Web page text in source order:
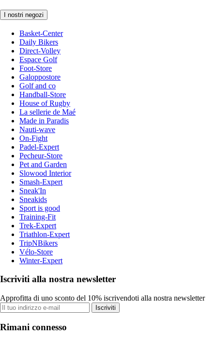
I nostri negozi
Basket-Center
Daily Bikers
Direct-Volley
Espace Golf
Foot-Store
Galoppostore
Golf and co
Handball-Store
House of Rugby
La sellerie de Maé
Made in Paradis
Nauti-wave
On-Fight
Padel-Expert
Pecheur-Store
Pet and Garden
Slowood Interior
Smash-Expert
Sneak'In
Sneakids
Sport is good
Training-Fit
Trek-Expert
Triathlon-Expert
TripNBikers
Vélo-Store
Winter-Expert
Iscriviti alla nostra newsletter
Approfitta di uno sconto del 10% iscrivendoti alla nostra newsletter
Iscriviti
Rimani connesso